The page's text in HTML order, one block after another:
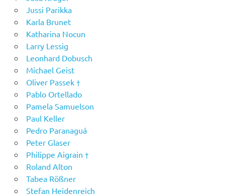
Jussi Parikka
Karla Brunet
Katharina Nocun
Larry Lessig
Leonhard Dobusch
Michael Geist
Oliver Passek †
Pablo Ortellado
Pamela Samuelson
Paul Keller
Pedro Paranaguá
Peter Glaser
Philippe Aigrain †
Roland Alton
Tabea Rößner
Stefan Heidenreich